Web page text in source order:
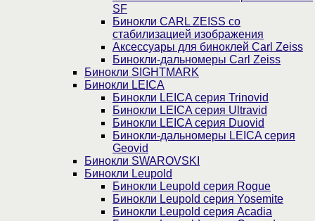
SF
Бинокли CARL ZEISS со
стабилизацией изображения
Аксессуары для биноклей Carl Zeiss
Бинокли-дальномеры Carl Zeiss
Бинокли SIGHTMARK
Бинокли LEICA
Бинокли LEICA серия Trinovid
Бинокли LEICA серия Ultravid
Бинокли LEICA серия Duovid
Бинокли-дальномеры LEICA серия
Geovid
Бинокли SWAROVSKI
Бинокли Leupold
Бинокли Leupold серия Rogue
Бинокли Leupold серия Yosemite
Бинокли Leupold серия Acadia